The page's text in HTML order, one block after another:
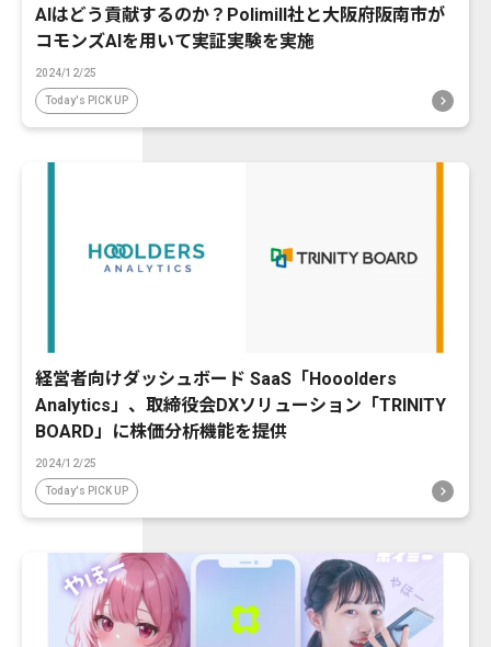
AIはどう貢献するのか？Polimill社と大阪府阪南市が
コモンズAIを用いて実証実験を実施
2024/12/25
Today's PICK UP
経営者向けダッシュボード SaaS「Hooolders
Analytics」、取締役会DXソリューション「TRINITY
BOARD」に株価分析機能を提供
2024/12/25
Today's PICK UP